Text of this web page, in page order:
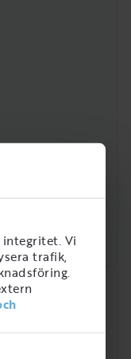
integritet. Vi
trafik,
nu